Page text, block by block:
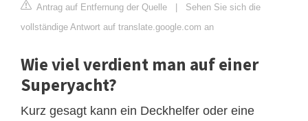
Antrag auf Entfernung der Quelle | Sehen Sie sich die
vollständige Antwort auf translate.google.com an
Wie viel verdient man auf einer
Superyacht?
Kurz gesagt kann ein Deckhelfer oder eine